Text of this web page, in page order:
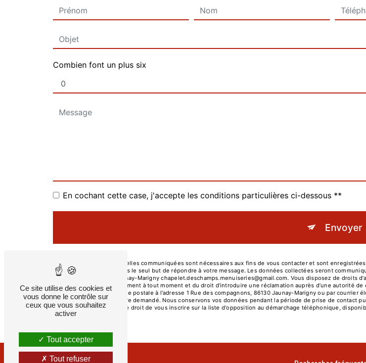
Combien font un plus six
En cochant cette case, j'accepte les conditions particulières ci-dessous **
Envoyer
** Les données personnelles communiquées sont nécessaires aux fins de vous contacter et sont
et ses sous-traitants dans le seul but de répondre à votre message. Les données collectées seront
compagnons, 86130 Jaunay-Marigny chapelet.deschamps.menuiseries@gmail.com. Vous disposez de droits
retrait de votre consentement à tout moment et du droit d’introduire une réclamation auprès d’une autorité
exercer ces droits par voie postale à l'adresse 1 Rue des compagnons, 86130 Jaunay-Marigny ou par
d'identité pourra vous être demandé. Nous conservons vos données pendant la période de prise de contact
contentieux. Vous avez le droit de vous inscrire sur la liste d'opposition au démarchage téléphonique,
vos droits.
Ce site utilise des cookies et
vous donne le contrôle sur
ceux que vous souhaitez
activer
Tout accepter
Tout refuser